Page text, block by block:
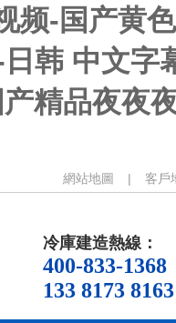
频-国产黄
韩 中文字
精品夜夜
網站地圖 | 客戶
冷庫建造熱線：
400-833-1368
133 8173 8163